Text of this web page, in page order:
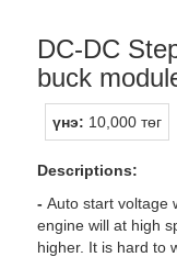
DC-DC
buck
үнэ: 10,000 төг
Descriptions:
- Auto start voltage
engine will at high
higher. It is hard to